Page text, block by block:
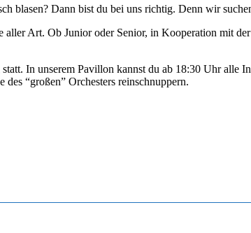
blasen? Dann bist du bei uns richtig. Denn wir
Art. Ob Junior oder Senior, in Kooperation mit
In unserem Pavillon kannst du ab 18:30 Uhr alle
“großen” Orchesters reinschnuppern.